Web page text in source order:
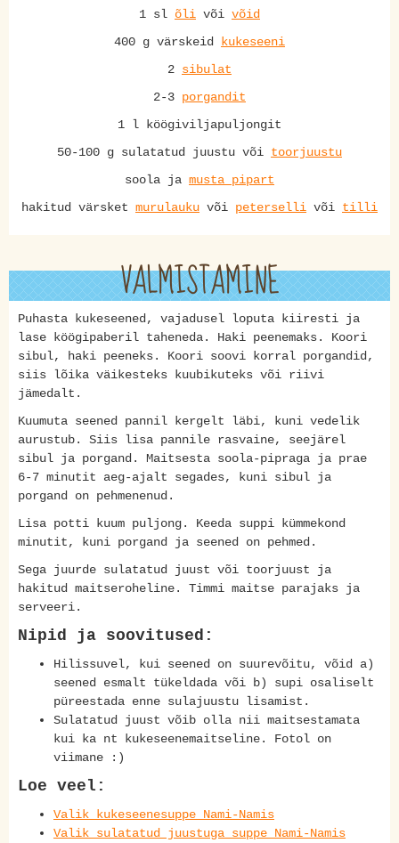
1 sl õli või võid
400 g värskeid
kukeseeni
2 sibulat
2-3 porgandit
1 l köögiviljapuljongit
50-100 g sulatatud juustu või toorjuustu
soola ja musta pipart
hakitud värsket murulauku või peterselli või tilli
VALMISTAMINE
Puhasta kukeseened, vajadusel loputa kiiresti ja
lase köögipaberil taheneda. Haki peenemaks. Koori
sibul, haki peeneks. Koori soovi korral porgandid,
siis lõika väikesteks kuubikuteks või riivi
jämedalt.
Kuumuta seened pannil kergelt läbi, kuni vedelik
aurustub. Siis lisa pannile rasvaine, seejärel
sibul ja porgand. Maitsesta soola-pipraga ja prae
6-7 minutit aeg-ajalt segades, kuni sibul ja
porgand on pehmenenud.
Lisa potti kuum puljong. Keeda suppi kümmekond
minutit, kuni porgand ja seened on pehmed.
Sega juurde sulatatud juust või toorjuust ja
hakitud maitseroheline. Timmi maitse parajaks ja
serveeri.
Nipid ja soovitused:
Hilissuvel, kui seened on suurevõitu, võid a)
seened esmalt tükeldada või b) supi osaliselt
püreestada enne sulajuustu lisamist.
Sulatatud juust võib olla nii maitsestamata
kui ka nt kukeseenemaitseline. Fotol on
viimane :)
Loe veel:
Valik kukeseenesuppe Nami-Namis
Valik sulatatud juustuga suppe Nami-Namis